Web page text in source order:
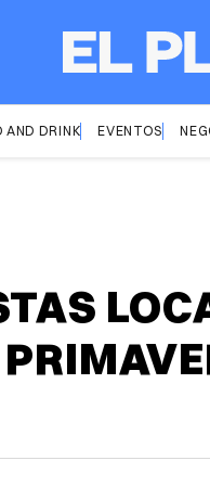
AND DRINK EVENTOS